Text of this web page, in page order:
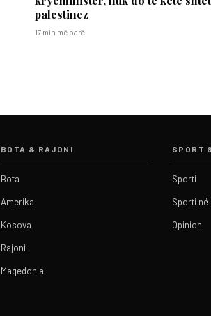
palestinez
17 min më parë
BOTA & RAJONI
Bota
Amerika
Kosova
Rajoni
Maqedonia
SPORT
Sporti
Sporti në
Opinion